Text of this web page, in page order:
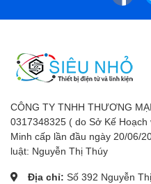
CÔNG TY TNHH THƯƠNG
0317348325 ( do Sở Kế
Minh cấp lần đầu ngày 20/06/
luật: Nguyễn Thị Thúy
Địa chỉ: Số 392 Nguyễn